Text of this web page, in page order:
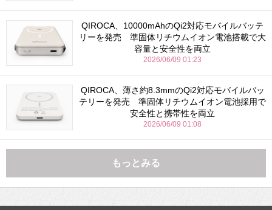
QIROCA、10000mAhのQi2対応モバイルバッテ
リーを発売 準固体リチウムイオン電池搭載で大
容量と安全性を両立
2026/06/09 01:23
QIROCA、薄さ約8.3mmのQi2対応モバイルバッ
テリーを発売 準固体リチウムイオン電池採用で
安全性と携帯性を両立
2026/06/09 01:08
もっとみる